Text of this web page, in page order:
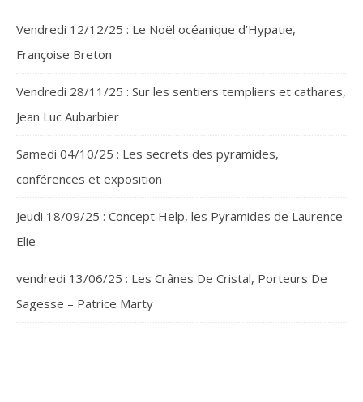
Vendredi 12/12/25 : Le Noël océanique d’Hypatie,
Françoise Breton
Vendredi 28/11/25 : Sur les sentiers templiers et cathares,
Jean Luc Aubarbier
Samedi 04/10/25 : Les secrets des pyramides,
conférences et exposition
Jeudi 18/09/25 : Concept Help, les Pyramides de Laurence
Elie
vendredi 13/06/25 : Les Crânes De Cristal, Porteurs De
Sagesse – Patrice Marty